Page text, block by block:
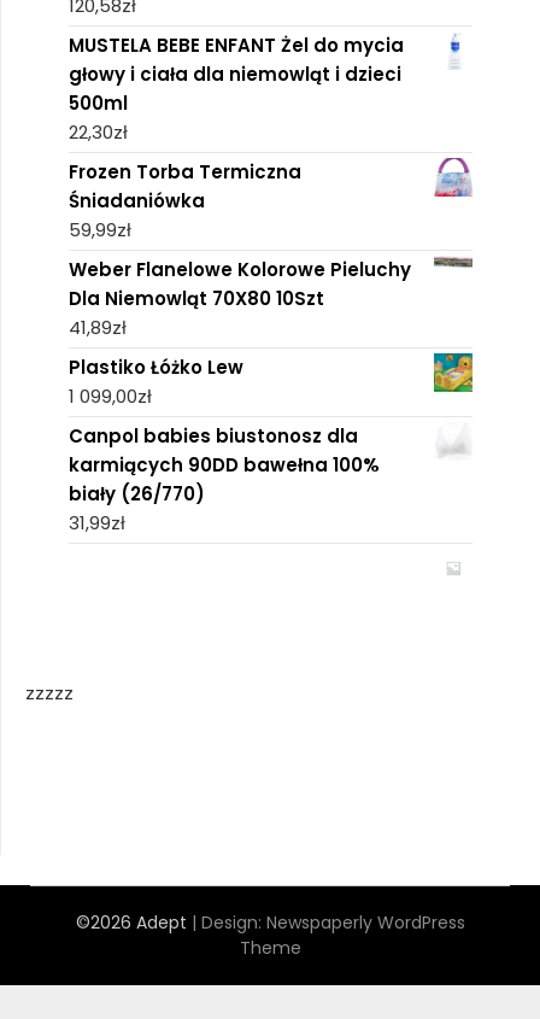
120,58zł
MUSTELA BEBE ENFANT Żel do mycia
głowy i ciała dla niemowląt i dzieci
500ml
22,30zł
Frozen Torba Termiczna
Śniadaniówka
59,99zł
Weber Flanelowe Kolorowe Pieluchy
Dla Niemowląt 70X80 10Szt
41,89zł
Plastiko Łóżko Lew
1 099,00zł
Canpol babies biustonosz dla
karmiących 90DD bawełna 100%
biały (26/770)
31,99zł
zzzzz
©2026 Adept | Design: Newspaperly WordPress
Theme